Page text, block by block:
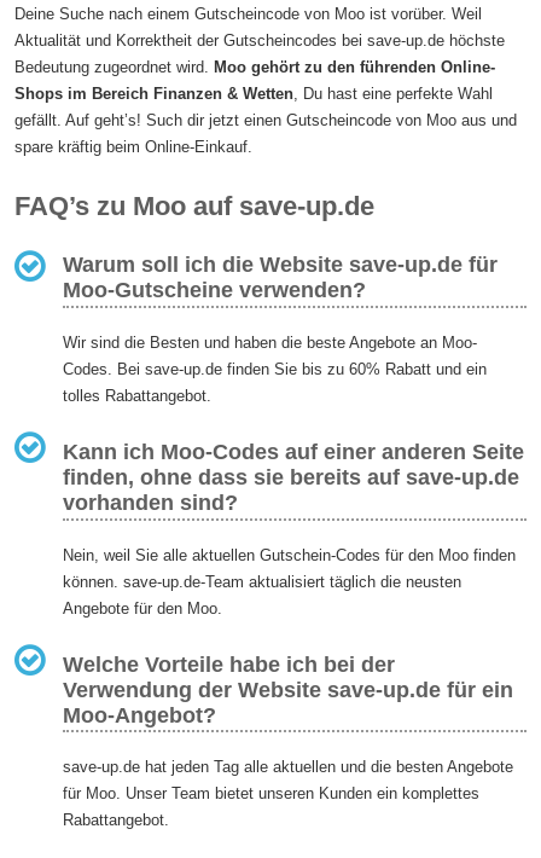
Deine Suche nach einem Gutscheincode von Moo ist vorüber. Weil
Aktualität und Korrektheit der Gutscheincodes bei save-up.de höchste
Bedeutung zugeordnet wird. Moo gehört zu den führenden Online-
Shops im Bereich Finanzen & Wetten, Du hast eine perfekte Wahl
gefällt. Auf geht’s! Such dir jetzt einen Gutscheincode von Moo aus und
spare kräftig beim Online-Einkauf.
FAQ’s zu Moo auf save-up.de
Warum soll ich die Website save-up.de für
Moo-Gutscheine verwenden?
Wir sind die Besten und haben die beste Angebote an Moo-
Codes. Bei save-up.de finden Sie bis zu 60% Rabatt und ein
tolles Rabattangebot.
Kann ich Moo-Codes auf einer anderen Seite
finden, ohne dass sie bereits auf save-up.de
vorhanden sind?
Nein, weil Sie alle aktuellen Gutschein-Codes für den Moo finden
können. save-up.de-Team aktualisiert täglich die neusten
Angebote für den Moo.
Welche Vorteile habe ich bei der
Verwendung der Website save-up.de für ein
Moo-Angebot?
save-up.de hat jeden Tag alle aktuellen und die besten Angebote
für Moo. Unser Team bietet unseren Kunden ein komplettes
Rabattangebot.